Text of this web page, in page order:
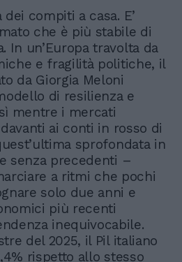
dei compiti a casa. E’
che è più stabile di
In un’Europa travolta da
e fragilità politiche, il
da Giorgia Meloni
di resilienza e
mentre i mercati
ai conti in rosso di
sprofondata in
senza precedenti –
a ritmi che pochi
solo due anni e
più recenti
inequivocabile.
del 2025, il Pil italiano
rispetto allo stesso